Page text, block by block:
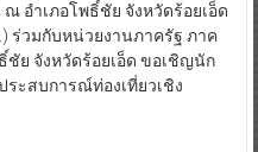
อำเภอโพธิ์ชัย จังหวัดร้อยเอ็ด
ร่วมกับหน่วยงานภาครัฐ ภาค
ย จังหวัดร้อยเอ็ด ขอเชิญนัก
ะสบการณ์ท่องเที่ยวเชิง